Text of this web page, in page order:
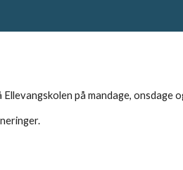
på mandage, onsdage